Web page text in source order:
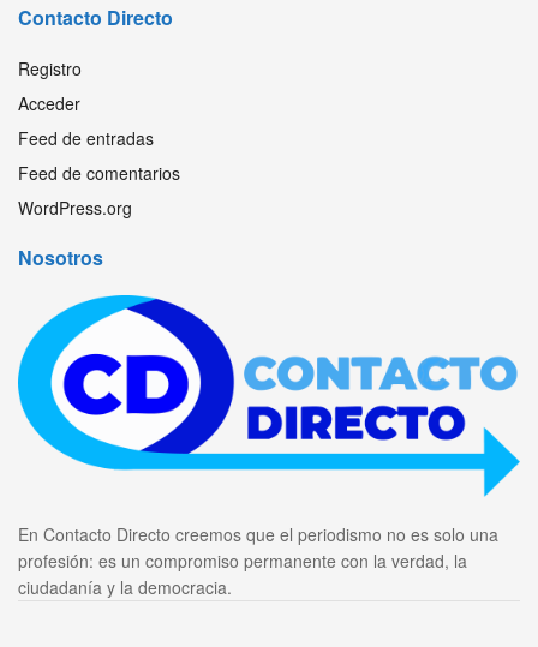
Contacto Directo
Registro
Acceder
Feed de entradas
Feed de comentarios
WordPress.org
Nosotros
En Contacto Directo creemos que el periodismo no es solo una
profesión: es un compromiso permanente con la verdad, la
ciudadanía y la democracia.